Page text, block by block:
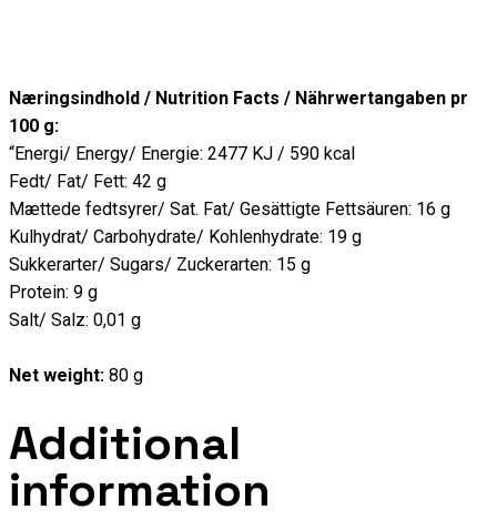
Næringsindhold / Nutrition Facts / Nährwertangaben pr
100 g:
“Energi/ Energy/ Energie: 2477 KJ / 590 kcal
Fedt/ Fat/ Fett: 42 g
Mættede fedtsyrer/ Sat. Fat/ Gesättigte Fettsäuren: 16 g
Kulhydrat/ Carbohydrate/ Kohlenhydrate: 19 g
Sukkerarter/ Sugars/ Zuckerarten: 15 g
Protein: 9 g
Salt/ Salz: 0,01 g
Net weight: 80 g
Additional
information